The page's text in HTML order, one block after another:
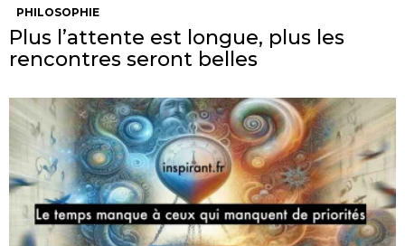
PHILOSOPHIE
Plus l’attente est longue, plus les
rencontres seront belles